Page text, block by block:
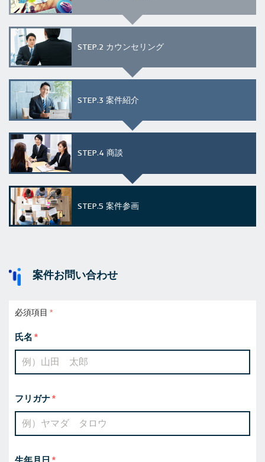
STEP.2 カウンセリング
STEP.3 案件紹介
STEP.4 商談
STEP.5 案件参画
案件お問い合わせ
必須項目
氏名
フリガナ